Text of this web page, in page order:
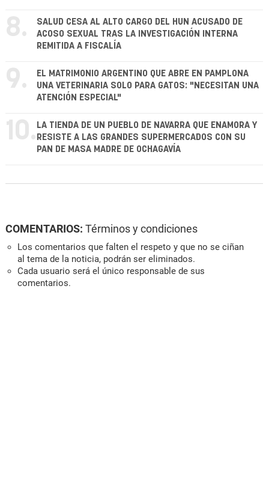
8.
SALUD CESA AL ALTO CARGO DEL HUN ACUSADO DE
ACOSO SEXUAL TRAS LA INVESTIGACIÓN INTERNA
REMITIDA A FISCALÍA
9.
EL MATRIMONIO ARGENTINO QUE ABRE EN PAMPLONA
UNA VETERINARIA SOLO PARA GATOS: "NECESITAN UNA
ATENCIÓN ESPECIAL"
10. LA TIENDA DE UN PUEBLO DE NAVARRA QUE ENAMORA Y
RESISTE A LAS GRANDES SUPERMERCADOS CON SU
PAN DE MASA MADRE DE OCHAGAVÍA
COMENTARIOS: Términos y condiciones
Los comentarios que falten el respeto y que no se ciñan
al tema de la noticia, podrán ser eliminados.
Cada usuario será el único responsable de sus
comentarios.